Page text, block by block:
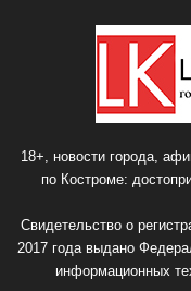
18+, новости города,
по Костроме:
Свидетельство о
2017 года выдано
информационных